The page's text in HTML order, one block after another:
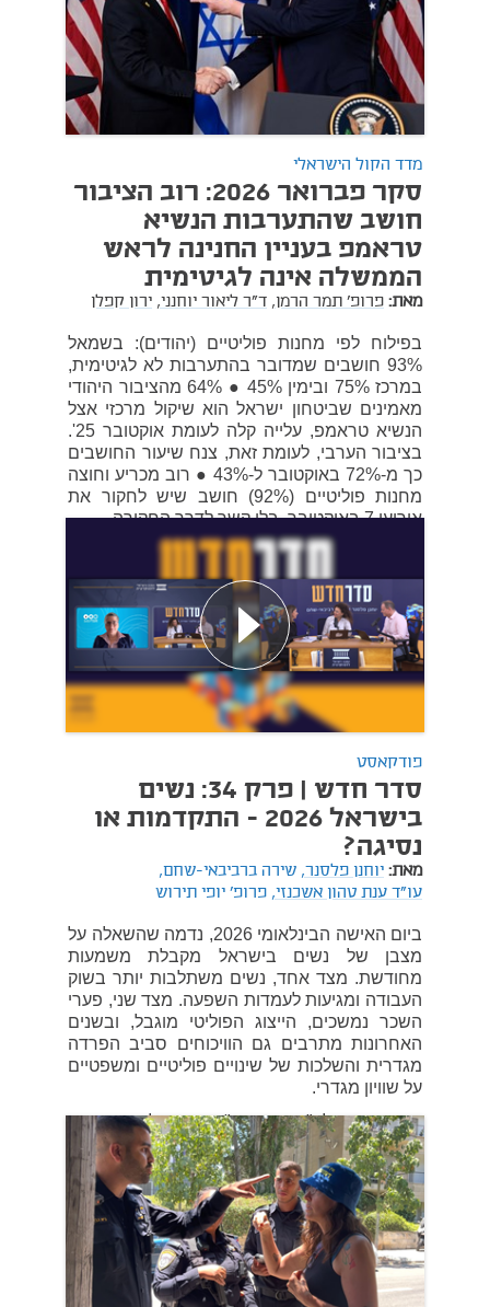
מדד הקול הישראלי
סקר פברואר 2026: רוב הציבור
חושב שהתערבות הנשיא
טראמפ בעניין החנינה לראש
הממשלה אינה לגיטימית
מאת: פרופ' תמר הרמן, ד"ר ליאור יוחנני, ירון קפלן
בפילוח לפי מחנות פוליטיים (יהודים): בשמאל
93% חושבים שמדובר בהתערבות לא לגיטימית,
במרכז 75% ובימין 45% ● 64% מהציבור היהודי
מאמינים שביטחון ישראל הוא שיקול מרכזי אצל
הנשיא טראמפ, עלייה קלה לעומת אוקטובר 25'.
בציבור הערבי, לעומת זאת, צנח שיעור החושבים
כך מ-72% באוקטובר ל-43% ● רוב מכריע וחוצה
מחנות פוליטיים (92%) חושב שיש לחקור את
אירועי 7 באוקטובר, בלי קשר לדרך החקירה.
פודקאסט
סדר חדש | פרק 34: נשים
בישראל 2026 - התקדמות או
נסיגה?
מאת: יוחנן פלסנר, שירה ברביבאי-שחם,
עו"ד ענת טהון אשכנזי, פרופ' יופי תירוש
ביום האישה הבינלאומי 2026, נדמה שהשאלה על
מצבן של נשים בישראל מקבלת משמעות
מחודשת. מצד אחד, נשים משתלבות יותר בשוק
העבודה ומגיעות לעמדות השפעה. מצד שני, פערי
השכר נמשכים, הייצוג הפוליטי מוגבל, ובשנים
האחרונות מתרבים גם הוויכוחים סביב הפרדה
מגדרית והשלכות של שינויים פוליטיים ומשפטיים
על שוויון מגדרי.
בפרק זה של "סדר חדש", יוחנן פלסנר ושירה
ברביבאי-שחם מארחים את עו"ד ענת
טהון-אשכנזי, מנהלת המרכז לערכים ולמוסדות
דמוקרטיים במכון הישראלי לדמוקרטיה, ואת
פרופ׳ יופי תירוש מהפקולטה למשפטים
באוניברסיטת תל-אביב ומחברת הספר "הופרדנו
כך". יחד הם בוחנים כיצד מודדים את מצבן של
נשים בעולם ומה מלמדים המדדים על ישראל,
מהן המגמות המרכזיות בייצוג נשים בפוליטיקה